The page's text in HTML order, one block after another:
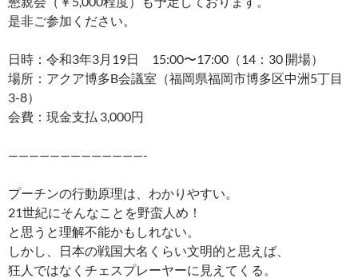
是非ご参加ください。
日時：令和3年3月19日 15:00〜17:00（14：30 開場）
場所：アクア博多B会議室（福岡県福岡市博多区中洲5丁目
3-8）
会費：現金支払 3,000円
—————————————-
プーチンの行動原理は、わかりやすい。
21世紀にそんなことを野蛮人め！
と思うと理解不能かもしれない。
しかし、日本の戦国大名くらい文明的と思えば、
狂人ではなくチェスプレーヤーに見えてくる。